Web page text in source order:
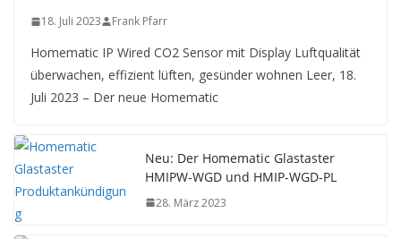
18. Juli 2023 Frank Pfarr
Homematic IP Wired CO2 Sensor mit Display Luftqualität
überwachen, effizient lüften, gesünder wohnen Leer, 18.
Juli 2023 – Der neue Homematic
Neu: Der Homematic Glastaster
HMIPW-WGD und HMIP-WGD-PL
28. März 2023